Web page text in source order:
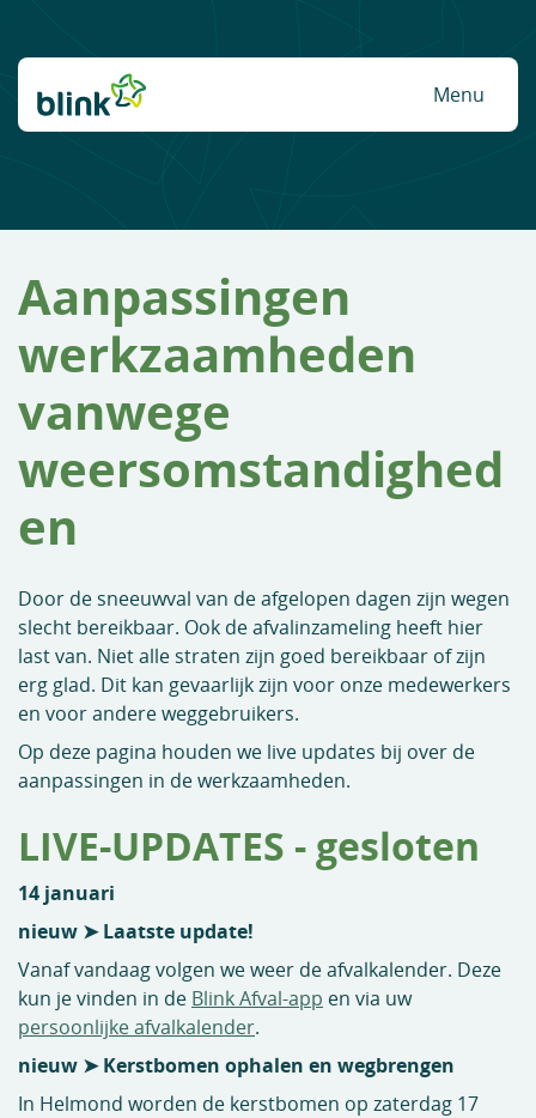
Menu
Aanpassingen
werkzaamheden
vanwege
weersomstandighed
en
Door de sneeuwval van de afgelopen dagen zijn wegen
slecht bereikbaar. Ook de afvalinzameling heeft hier
last van. Niet alle straten zijn goed bereikbaar of zijn
erg glad. Dit kan gevaarlijk zijn voor onze medewerkers
en voor andere weggebruikers.
Op deze pagina houden we live updates bij over de
aanpassingen in de werkzaamheden.
LIVE-UPDATES - gesloten
14 januari
nieuw ➤ Laatste update!
Vanaf vandaag volgen we weer de afvalkalender. Deze
kun je vinden in de Blink Afval-app en via uw
persoonlijke afvalkalender.
nieuw ➤Kerstbomen ophalen en wegbrengen
In Helmond worden de kerstbomen op zaterdag 17